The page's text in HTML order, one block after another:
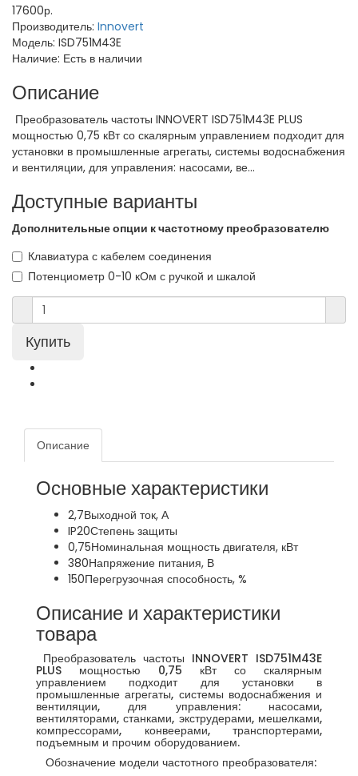
17600р.
Производитель: Innovert
Модель: ISD751M43E
Наличие: Есть в наличии
Описание
Преобразователь частоты INNOVERT ISD751M43E PLUS
мощностью 0,75 кВт со скалярным управлением подходит для
установки в промышленные агрегаты, системы водоснабжения
и вентиляции, для управления: насосами, ве...
Доступные варианты
Дополнительные опции к частотному преобразователю
Клавиатура с кабелем соединения
Потенциометр 0-10 кОм с ручкой и шкалой
Описание
Основные характеристики
2,7Выходной ток, А
IP20Степень защиты
0,75Номинальная мощность двигателя, кВт
380Напряжение питания, В
150Перегрузочная способность, %
Описание и характеристики
товара
Преобразователь частоты INNOVERT ISD751M43E
PLUS мощностью 0,75 кВт со скалярным
управлением подходит для установки в
промышленные агрегаты, системы водоснабжения и
вентиляции, для управления: насосами,
вентиляторами, станками, экструдерами, мешелками,
компрессорами, конвеерами, транспортерами,
подъемным и прочим оборудованием.
Обозначение модели частотного преобразователя: